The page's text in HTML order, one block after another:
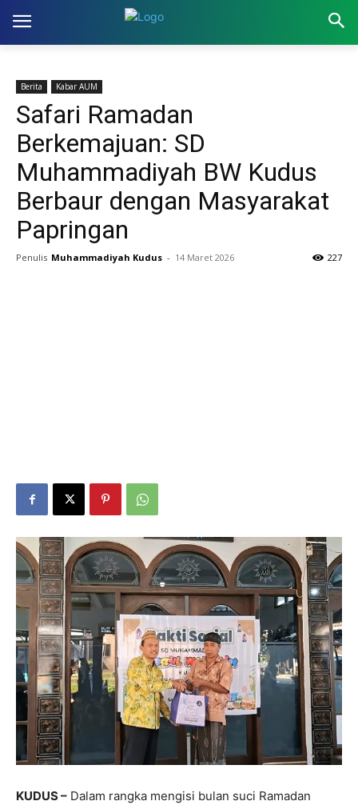
Berita Kabar AUM
Safari Ramadan
Berkemajuan: SD
Muhammadiyah BW Kudus
Berbaur dengan Masyarakat
Papringan
Penulis Muhammadiyah Kudus - 14 Maret 2026 227
KUDUS – Dalam rangka mengisi bulan suci Ramadan